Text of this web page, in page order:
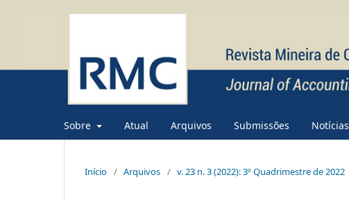
Sobre Atual Arquivos Submissões Notícias
Início / Arquivos / v. 23 n. 3 (2022): 3º Quadrimestre de 2022